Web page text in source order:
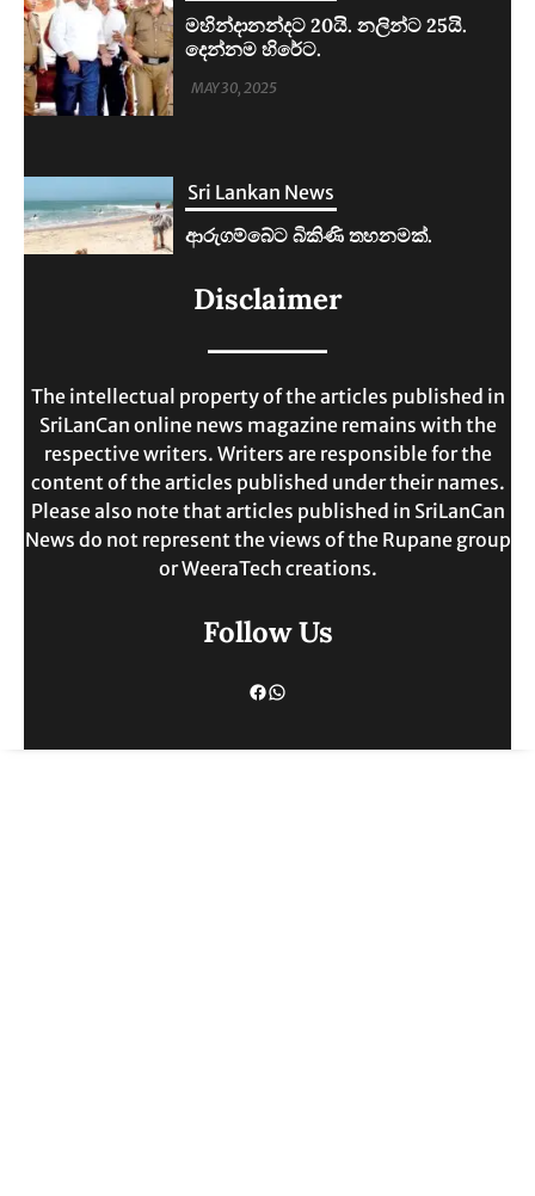
Sri Lankan News
ආරුගම්බේට බිකිණි තහනමක්.
MAY 30, 2025
Sri Lankan News
ඉහළට.
Disclaimer
The intellectual property of the articles published in
SriLanCan online news magazine remains with the
respective writers. Writers are responsible for the
content of the articles published under their names.
Please also note that articles published in SriLanCan
News do not represent the views of the Rupane group
or WeeraTech creations.
Follow Us
Facebook
WhatsApp